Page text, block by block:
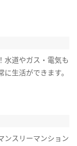
水道やガス・電気も
生活ができます。
ンスリーマンション